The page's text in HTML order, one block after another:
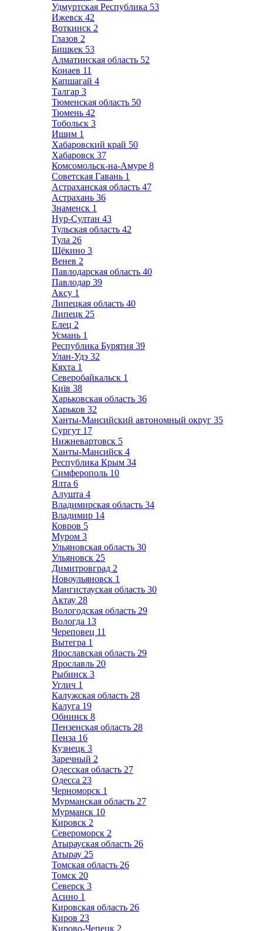
Удмуртская Республика 53
Ижевск 42
Воткинск 2
Глазов 2
Бишкек 53
Алматинская область 52
Конаев 11
Капшагай 4
Талгар 3
Тюменская область 50
Тюмень 42
Тобольск 3
Ишим 1
Хабаровский край 50
Хабаровск 37
Комсомольск-на-Амуре 8
Советская Гавань 1
Астраханская область 47
Астрахань 36
Знаменск 1
Нур-Султан 43
Тульская область 42
Тула 26
Щёкино 3
Венев 2
Павлодарская область 40
Павлодар 39
Аксу 1
Липецкая область 40
Липецк 25
Елец 2
Усмань 1
Республика Бурятия 39
Улан-Удэ 32
Кяхта 1
Северобайкальск 1
Київ 38
Харьковская область 36
Харьков 32
Ханты-Мансийский автономный округ 35
Сургут 17
Нижневартовск 5
Ханты-Мансийск 4
Республика Крым 34
Симферополь 10
Ялта 6
Алушта 4
Владимирская область 34
Владимир 14
Ковров 5
Муром 3
Ульяновская область 30
Ульяновск 25
Димитровград 2
Новоульяновск 1
Мангистауская область 30
Актау 28
Вологодская область 29
Вологда 13
Череповец 11
Вытегра 1
Ярославская область 29
Ярославль 20
Рыбинск 3
Углич 1
Калужская область 28
Калуга 19
Обнинск 8
Пензенская область 28
Пенза 16
Кузнецк 3
Заречный 2
Одесская область 27
Одесса 23
Черноморск 1
Мурманская область 27
Мурманск 10
Кировск 2
Североморск 2
Атырауская область 26
Атырау 25
Томская область 26
Томск 20
Северск 3
Асино 1
Кировская область 26
Киров 23
Кирово-Чепецк 2